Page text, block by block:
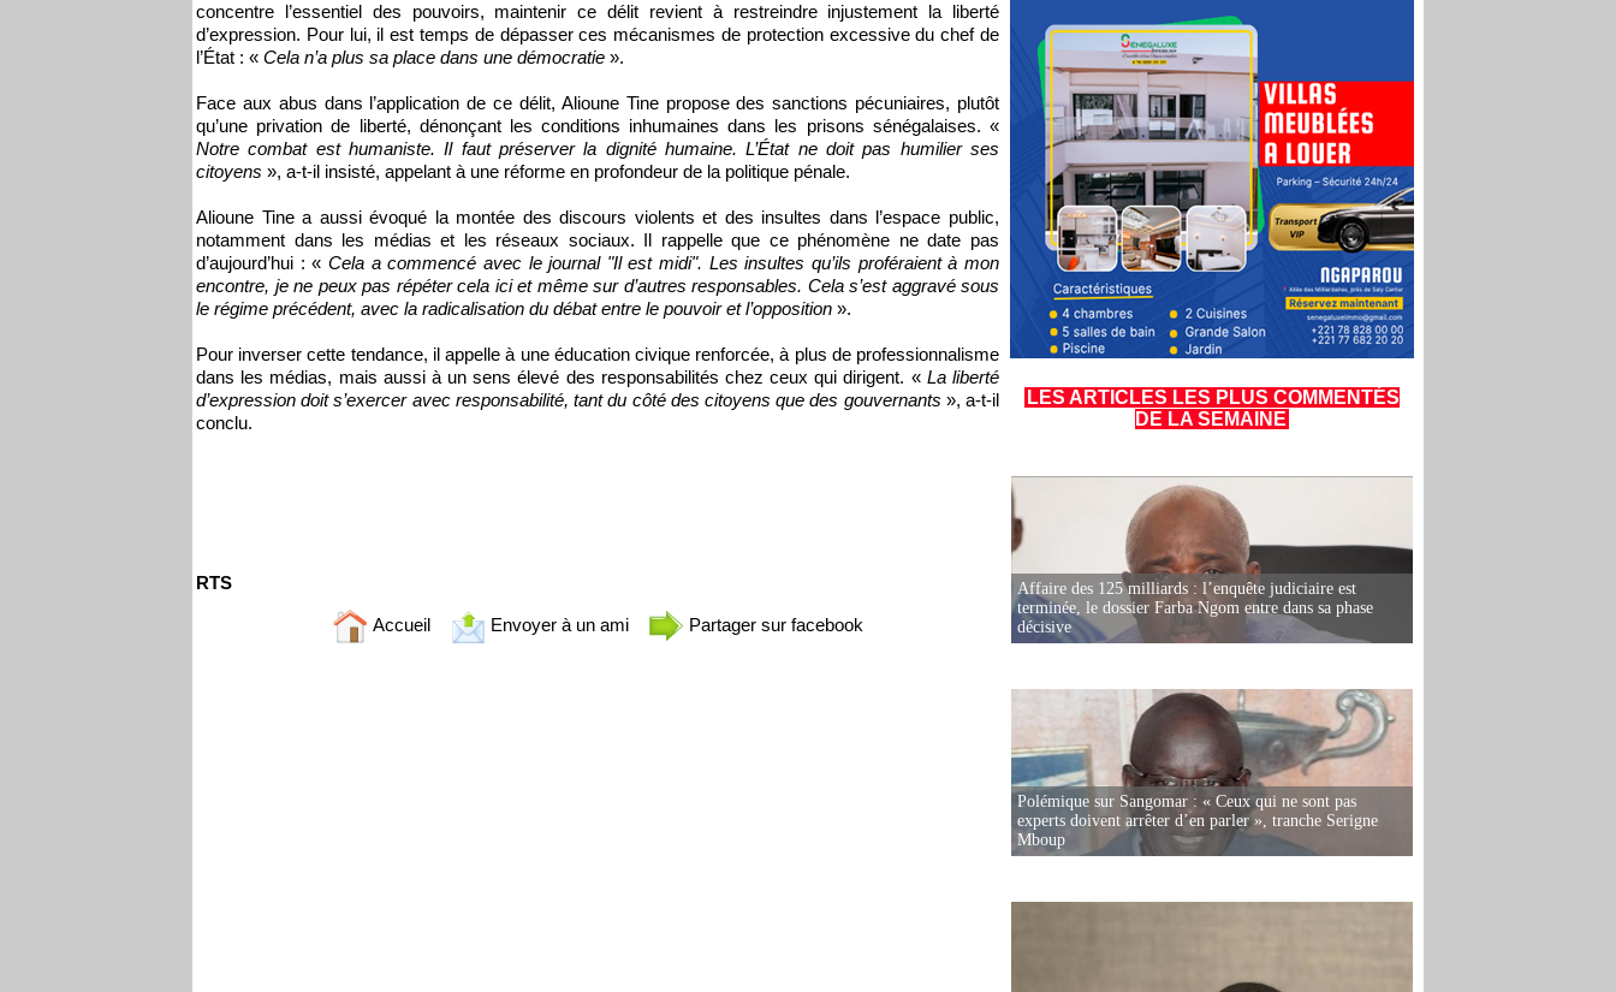
concentre l’essentiel des pouvoirs, maintenir ce délit revient à restreindre injustement la liberté
d’expression. Pour lui, il est temps de dépasser ces mécanismes de protection excessive du chef de
l’État : « Cela n’a plus sa place dans une démocratie ».
Face aux abus dans l’application de ce délit, Alioune Tine propose des sanctions pécuniaires, plutôt
qu’une privation de liberté, dénonçant les conditions inhumaines dans les prisons sénégalaises. «
Notre combat est humaniste. Il faut préserver la dignité humaine. L’État ne doit pas humilier ses
citoyens », a-t-il insisté, appelant à une réforme en profondeur de la politique pénale.
Alioune Tine a aussi évoqué la montée des discours violents et des insultes dans l’espace public,
notamment dans les médias et les réseaux sociaux. Il rappelle que ce phénomène ne date pas
d’aujourd’hui : « Cela a commencé avec le journal "Il est midi". Les insultes qu’ils proféraient à mon
encontre, je ne peux pas répéter cela ici et même sur d’autres responsables. Cela s’est aggravé sous
le régime précédent, avec la radicalisation du débat entre le pouvoir et l’opposition ».
Pour inverser cette tendance, il appelle à une éducation civique renforcée, à plus de professionnalisme
dans les médias, mais aussi à un sens élevé des responsabilités chez ceux qui dirigent. « La liberté
d’expression doit s’exercer avec responsabilité, tant du côté des citoyens que des gouvernants », a-t-il
conclu.
RTS
Accueil Envoyer à un ami Partager sur facebook
LES ARTICLES LES PLUS COMMENTÉS
DE LA SEMAINE
Affaire des 125 milliards : l’enquête judiciaire est
terminée, le dossier Farba Ngom entre dans sa phase
décisive
Polémique sur Sangomar : « Ceux qui ne sont pas
experts doivent arrêter d’en parler », tranche Serigne
Mboup